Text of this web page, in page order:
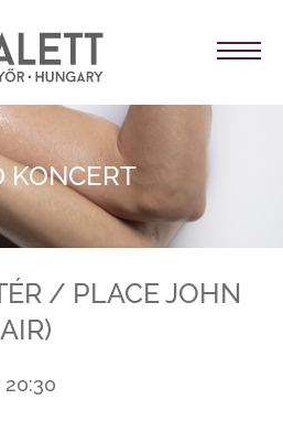
KONCERT
/ PLACE JOHN
20:30